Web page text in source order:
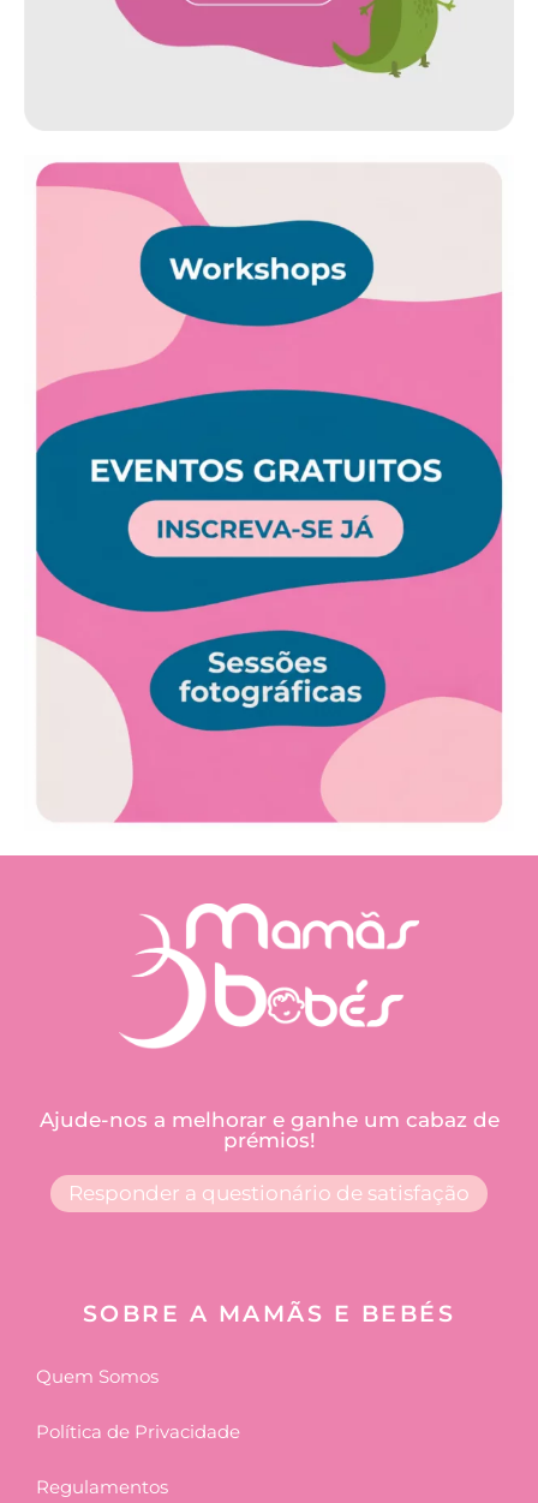
Ajude-nos a melhorar e ganhe um cabaz de
prémios!
Responder a questionário de satisfação
SOBRE A MAMÃS E BEBÉS
Quem Somos
Política de Privacidade
Regulamentos